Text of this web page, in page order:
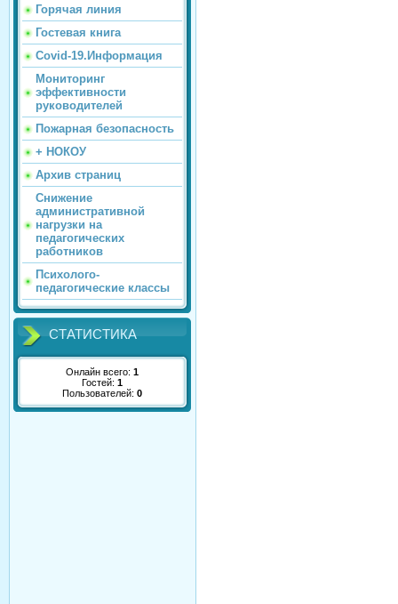
Горячая линия
Гостевая книга
Covid-19.Информация
Мониторинг
эффективности
руководителей
Пожарная безопасность
+ НОКОУ
Архив страниц
Снижение
административной
нагрузки на
педагогических
работников
Психолого-
педагогические классы
СТАТИСТИКА
Онлайн всего: 1
Гостей: 1
Пользователей: 0